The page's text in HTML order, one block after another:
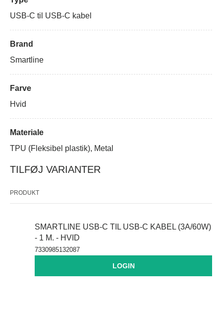
USB-C til USB-C kabel
Brand
Smartline
Farve
Hvid
Materiale
TPU (Fleksibel plastik), Metal
TILFØJ VARIANTER
PRODUKT
SMARTLINE USB-C TIL USB-C KABEL (3A/60W)
- 1 M. - HVID
7330985132087
LOGIN